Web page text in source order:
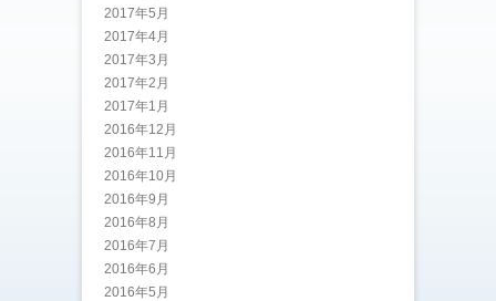
2017年5月
2017年4月
2017年3月
2017年2月
2017年1月
2016年12月
2016年11月
2016年10月
2016年9月
2016年8月
2016年7月
2016年6月
2016年5月